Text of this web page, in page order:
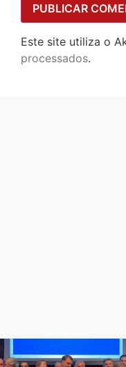
Este site utiliza o
processados.